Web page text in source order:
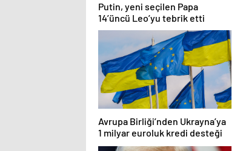
Putin, yeni seçilen Papa
14’üncü Leo’yu tebrik etti
Avrupa Birliği’nden Ukrayna’ya
1 milyar euroluk kredi desteği